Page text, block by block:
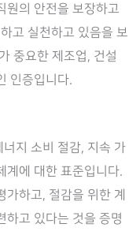
원의 안전을 보장하고
고 실천하고 있음을 보
중요한 제조업, 건설
인증입니다.
지 소비 절감, 지속 가
계에 대한 표준입니다.
하고, 절감을 위한 계
하고 있다는 것을 증명